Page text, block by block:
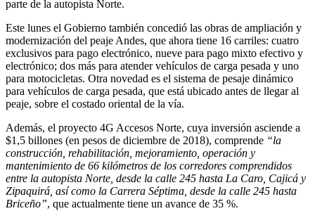
parte de la autopista Norte.
Este lunes el Gobierno también concedió las obras de ampliación y
modernización del peaje Andes, que ahora tiene 16 carriles: cuatro
exclusivos para pago electrónico, nueve para pago mixto efectivo y
electrónico; dos más para atender vehículos de carga pesada y uno
para motocicletas. Otra novedad es el sistema de pesaje dinámico
para vehículos de carga pesada, que está ubicado antes de llegar al
peaje, sobre el costado oriental de la vía.
Además, el proyecto 4G Accesos Norte, cuya inversión asciende a
$1,5 billones (en pesos de diciembre de 2018), comprende “la
construcción, rehabilitación, mejoramiento, operación y
mantenimiento de 66 kilómetros de los corredores comprendidos
entre la autopista Norte, desde la calle 245 hasta La Caro, Cajicá y
Zipaquirá, así como la Carrera Séptima, desde la calle 245 hasta
Briceño”, que actualmente tiene un avance de 35 %.